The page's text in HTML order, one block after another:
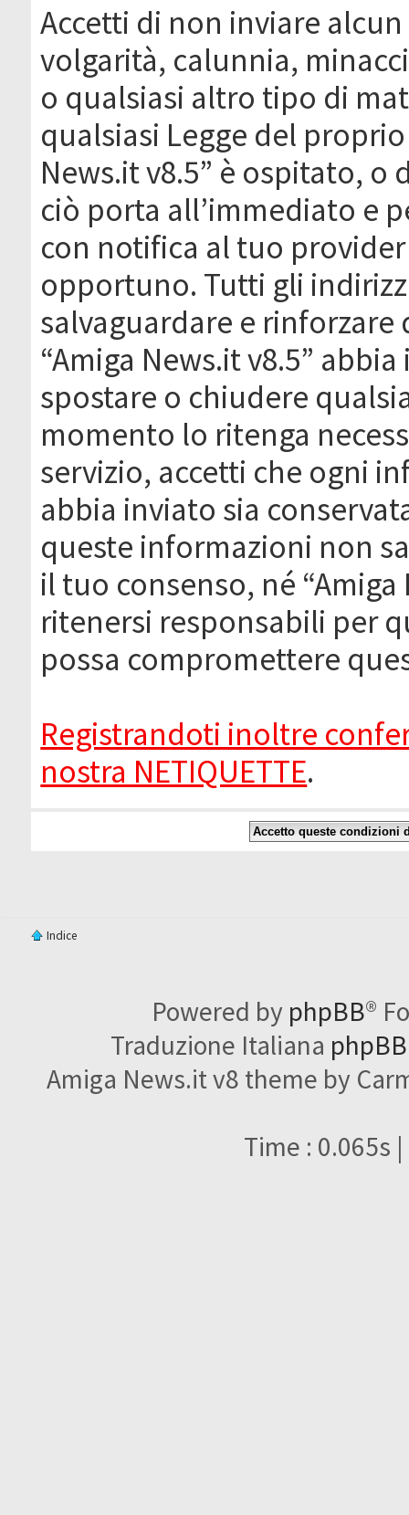
Accetti di non inviare
volgarità, calunnia,
o qualsiasi altro tipo di
qualsiasi Legge del
News.it v8.5” è ospitato, o
ciò porta all’immediato e
con notifica al tuo
opportuno. Tutti gli
salvaguardare e
“Amiga News.it v8.5”
spostare o chiudere
momento lo ritenga
servizio, accetti che ogni
abbia inviato sia
queste informazioni non
il tuo consenso, né
ritenersi responsabili per
possa compromettere
Registrandoti inoltre
nostra NETIQUETTE.
Indice
Powered by phpBB®
Traduzione Italiana
Amiga News.it v8 theme by
Time : 0.065s